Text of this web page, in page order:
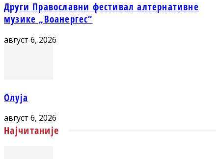
Други Православни фестивал алтернативне
музике „Воанергес“
август 6, 2026
Олуја
август 6, 2026
Најчитаније